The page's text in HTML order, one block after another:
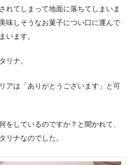
れてしまって地面に落ちてしまいま
味しそうなお菓子につい口に運んで
います。
リナ。
アは「ありがとうございます」と可
をしているのですか？と聞かれて、
リナなのでした。